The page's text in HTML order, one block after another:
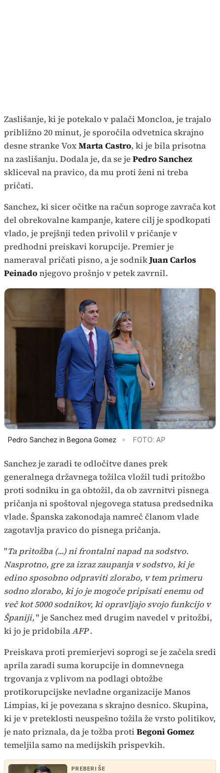
Zaslišanje, ki je potekalo v palači Moncloa, je trajalo
približno 20 minut, je sporočila odvetnica skrajno
desne stranke VoxMarta Castro, ki je bila prisotna
na zaslišanju. Dodala je, da se jePedro Sanchez
skliceval na pravico, da mu proti ženi ni treba
pričati.
Sanchez, ki sicer očitke na račun soproge zavrača kot
del obrekovalne kampanje, katere cilj je spodkopati
vlado, je prejšnji teden privolil v pričanje v
predhodni preiskavi korupcije. Premier je
nameraval pričati pisno, a je sodnikJuan Carlos
Peinadonjegovo prošnjo v petek zavrnil.
Pedro Sanchez in Begona Gomez FOTO: AP
Sanchez je zaradi te odločitve danes prek
generalnega državnega tožilca vložil tudi pritožbo
proti sodniku in ga obtožil, da ob zavrnitvi pisnega
pričanja ni spoštoval njegovega statusa predsednika
vlade. Španska zakonodaja namreč članom vlade
zagotavlja pravico do pisnega pričanja.
"Ta pritožba (...) ni frontalni napad na sodstvo.
Nasprotno, gre za izraz zaupanja v sodstvo, ki je
edino sposobno odpraviti zlorabo, v tem primeru
sodno zlorabo, ki jo je mogoče pripisati enemu od
več kot 5000 sodnikov, ki opravljajo svojo funkcijo v
Španiji," je Sanchez med drugim navedel v pritožbi,
ki jo je pridobilaAFP.
Preiskava proti premierjevi soprogi se je začela sredi
aprila zaradi suma korupcije in domnevnega
trgovanja z vplivom na podlagi obtožbe
protikorupcijske nevladne organizacije Manos
Limpias, ki je povezana s skrajno desnico. Skupina,
ki je v preteklosti neuspešno tožila že vrsto politikov,
je nato priznala, da je tožba proti Begoni Gomez
temeljila samo na medijskih prispevkih.
PREBERI ŠE